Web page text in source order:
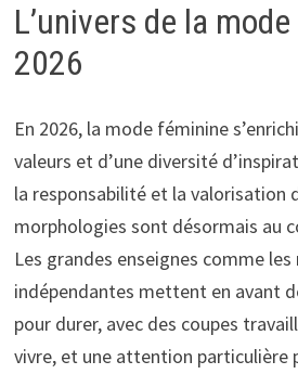
L’univers de la
2026
En 2026, la mode féminine
valeurs et d’une diversité
la responsabilité et la valorisation
morphologies sont désormais au
Les grandes enseignes comme les
indépendantes mettent en avant
pour durer, avec des coupes
vivre, et une attention